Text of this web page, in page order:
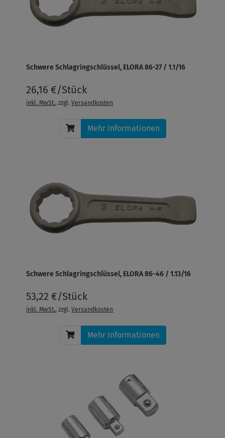
Schwere Schlagringschlüssel, ELORA 86-27 / 1.1/16
26,16 €/Stück
inkl. MwSt., zzgl.Versandkosten
Mehr Informationen
Schwere Schlagringschlüssel, ELORA 86-46 / 1.13/16
53,22 €/Stück
inkl. MwSt., zzgl.Versandkosten
Mehr Informationen